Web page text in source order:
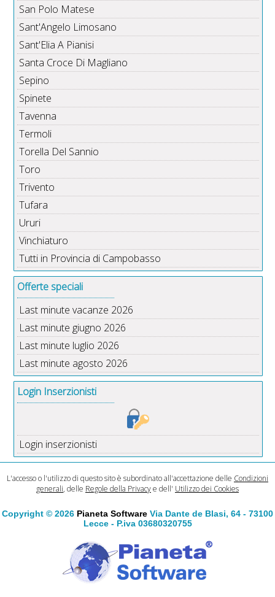
San Polo Matese
Sant'Angelo Limosano
Sant'Elia A Pianisi
Santa Croce Di Magliano
Sepino
Spinete
Tavenna
Termoli
Torella Del Sannio
Toro
Trivento
Tufara
Ururi
Vinchiaturo
Tutti in Provincia di Campobasso
Offerte speciali
Last minute vacanze 2026
Last minute giugno 2026
Last minute luglio 2026
Last minute agosto 2026
Login Inserzionisti
Login inserzionisti
L'accesso o l'utilizzo di questo sito è subordinato all'accettazione delle Condizioni
generali, delle Regole della Privacye dell' Utilizzo dei Cookies
Copyright © 2026 Pianeta Software Via Dante de Blasi, 64 - 73100
Lecce - P.iva 03680320755